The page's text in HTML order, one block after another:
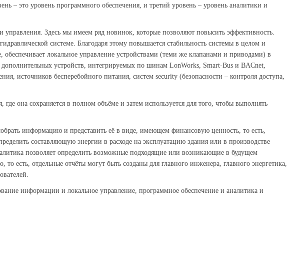
– это уровень программного обеспечения, и третий уровень – уровень аналитики и
управления. Здесь мы имеем ряд новинок, которые позволяют повысить эффективность.
системе. Благодаря этому повышается стабильность системы в целом и
локальное управление устройствами (теми же клапанами и приводами) в
устройств, интегрируемых по шинам LonWorks, Smart-Bus и BACnet,
источников бесперебойного питания, систем security (безопасности – контроля доступа,
она сохраняется в полном объёме и затем используется для того, чтобы выполнять
информацию и представить её в виде, имеющем финансовую ценность, то есть,
составляющую энергии в расходе на эксплуатацию здания или в производстве
позволяет определить возможные подходящие или возникающие в будущем
есть, отдельные отчёты могут быть созданы для главного инженера, главного энергетика,
информации и локальное управление, программное обеспечение и аналитика и